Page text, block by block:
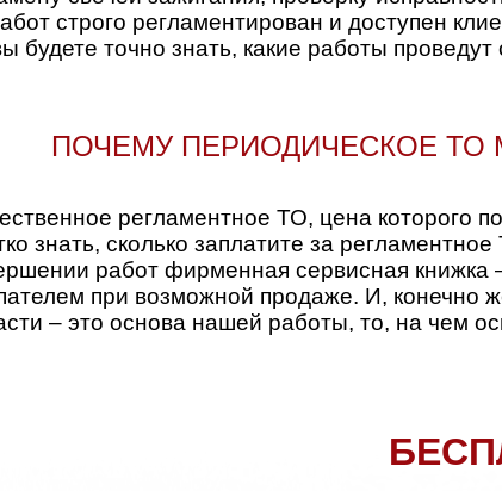
строго регламентирован и доступен
будете точно знать, какие работы проведут
ПОЧЕМУ ПЕРИОДИЧЕСКОЕ ТО
регламентное ТО, цена которого
знать, сколько заплатите за
работ фирменная сервисная
при возможной продаже. И, конечно
– это основа нашей работы, то, на чем